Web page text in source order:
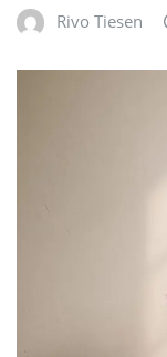
Rivo Tiesen